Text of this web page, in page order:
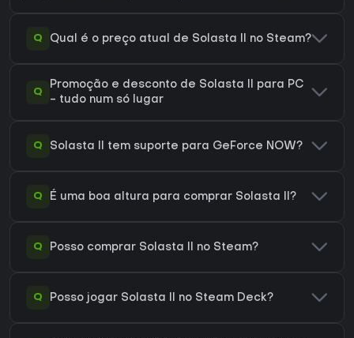
Q Qual é o preço atual de Solasta II no Steam?
Q
Promoção e desconto de Solasta II para PC
- tudo num só lugar
Q Solasta II tem suporte para GeForce NOW?
Q É uma boa altura para comprar Solasta II?
Q Posso comprar Solasta II no Steam?
Q Posso jogar Solasta II no Steam Deck?